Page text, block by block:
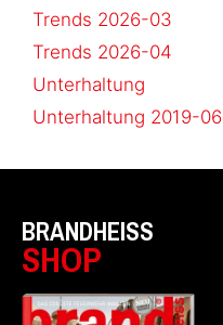
Trends 2026-03
Trends 2026-04
Unterhaltung
Unterhaltung 2019-06
BRANDHEISS
SHOP